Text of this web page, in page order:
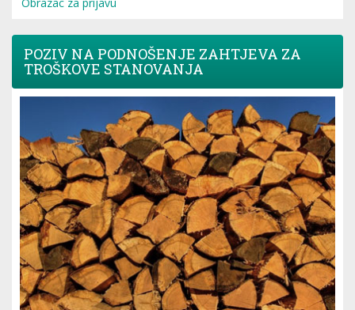
POZIV NA PODNOŠENJE ZAHTJEVA ZA
TROŠKOVE STANOVANJA